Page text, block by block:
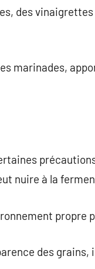
des
marinades,
nuire à la
propre
des